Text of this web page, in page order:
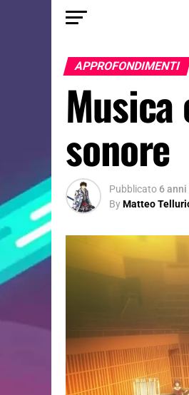
APPROFONDIMENTI
Musica
sonore
Pubblicato 6 anni
ByMatteo